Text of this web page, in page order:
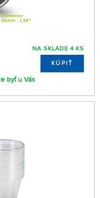
NA SKLADE 4 KS
KÚPIŤ
byť u Vás